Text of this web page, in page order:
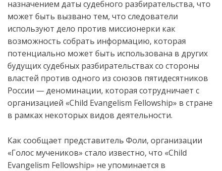
назначением даты судебного разбирательства, что
может быть вызвано тем, что следователи
используют дело против миссионерки как
возможность собрать информацию, которая
потенциально может быть использована в других
будущих судебных разбирательствах со стороны
властей против одного из союзов пятидесятников
России — деноминации, которая сотрудничает с
организацией «Child Evangelism Fellowship» в стране
в рамках некоторых видов деятельности.
Как сообщает представитель Фоли, организации
«Голос мучеников» стало известно, что «Child
Evangelism Fellowship» не упоминается в